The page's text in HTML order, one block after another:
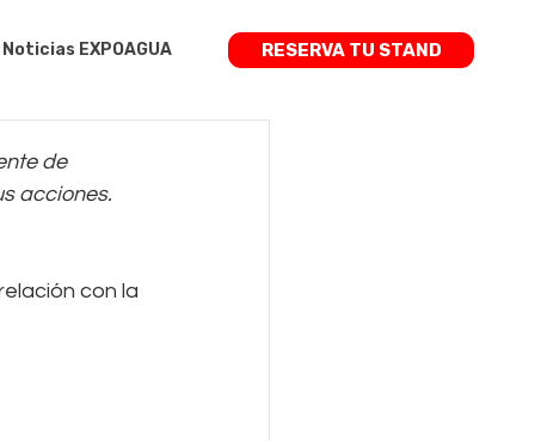
Noticias EXPOAGUA RESERVA TU STAND
de
acciones.
con la